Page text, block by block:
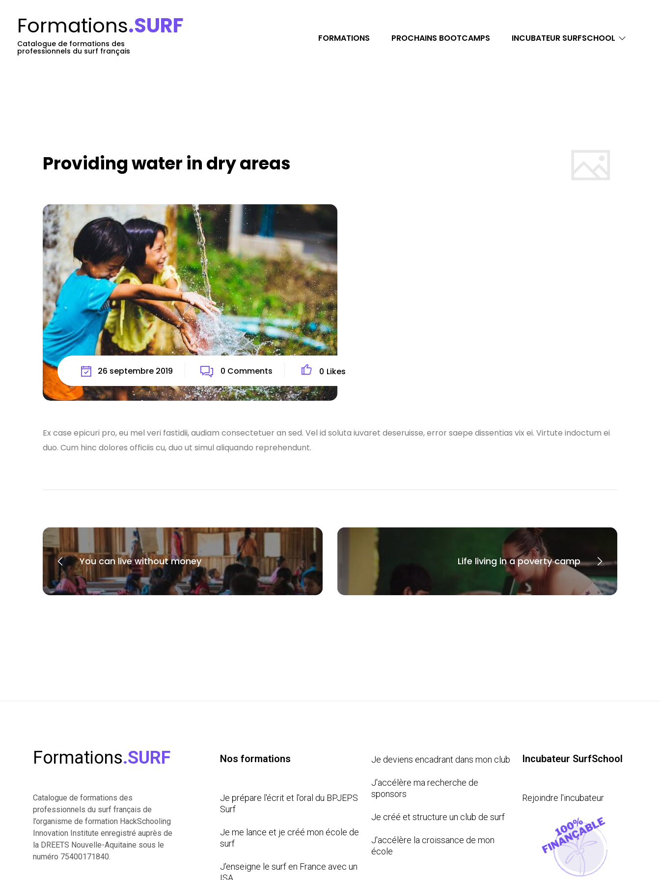
Formations.SURF
Catalogue de formations des
professionnels du surf français
FORMATIONS PROCHAINS BOOTCAMPS INCUBATEUR SURFSCHOOL
Providing water in dry areas
26 septembre 2019 0 Comments 0 Likes
Ex case epicuri pro, eu mel veri fastidii, audiam consectetuer an sed. Vel id soluta iuvaret deseruisse, error saepe dissentias vix ei. Virtute indoctum ei
duo. Cum hinc dolores officiis cu, duo ut simul aliquando reprehendunt.
You can live without money Life living in a poverty camp
Formations.SURF
Catalogue de formations des
professionnels du surf français de
l’organisme de formation HackSchooling
Innovation Institute enregistré auprès de
la DREETS Nouvelle-Aquitaine sous le
numéro 75400171840.
Nos formations
Je prépare l'écrit et l'oral du BPJEPS
Surf
Je me lance et je créé mon école de
surf
J'enseigne le surf en France avec un
ISA
Je deviens encadrant dans mon club
J'accélère ma recherche de
sponsors
Je créé et structure un club de surf
J'accélère la croissance de mon
école
Incubateur SurfSchool
Rejoindre l'incubateur